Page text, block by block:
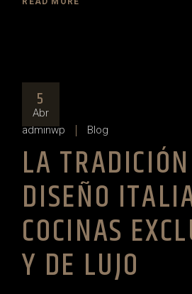
5
Abr
adminwp
Blog
LA
DISEÑO
COCINAS
Y DE LUJO